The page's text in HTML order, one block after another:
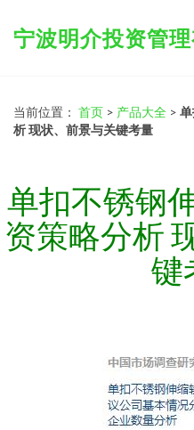
宁波明介投资管
当前位置： 首页 > 产品大全 >
析 现状、前景与关键考量
单扣不锈钢
资策略分析
键